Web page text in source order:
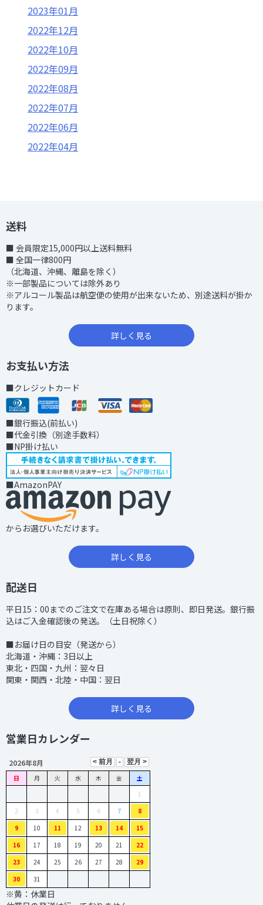
2023年01月
2022年12月
2022年10月
2022年09月
2022年08月
2022年07月
2022年06月
2022年04月
2021年11月
2021年10月
送料
■ 会員限定15,000円以上送料無料
■ 全国一律800円
（北海道、沖縄、離島を除く）
※一部製品については除外あり
※アルコール製品は航空便の使用が出来ないため、別途送料が掛か
ります。
詳しく見る
お支払い方法
■クレジットカード
■銀行振込(前払い)
■代金引換（別途手数料）
■NP掛け払い
■AmazonPAY
からお選びいただけます。
詳しく見る
配送日
平日15：00までのご注文で在庫ある場合は原則、即日発送。銀行振
込はご入金確認後の発送。（土日祝除く）
■お届け日の目安（発送から）
北海道・沖縄：3日以上
東北・四国・九州：翌々日
関東・関西・北陸・中国：翌日
詳しく見る
営業日カレンダー
2026年8月
日 月 火 水 木 金
土
1
2
3 4 5 6 7
8
9
10 11 12 13 14
15
16
17 18 19 20 21
22
23
24 25 26 27 28
29
30
31
※黄：休業日